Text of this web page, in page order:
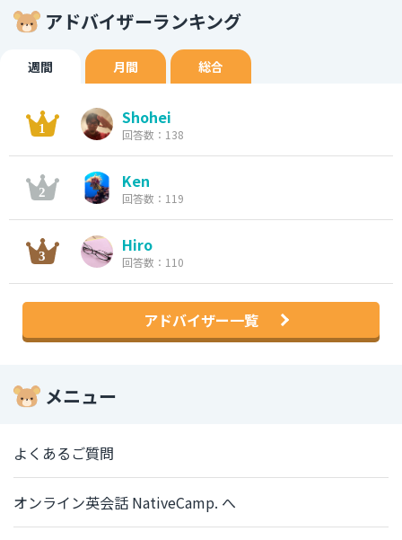
アドバイザーランキング
週間 月間 総合
Shohei
回答数：138
Ken
回答数：119
Hiro
回答数：110
アドバイザー一覧
メニュー
よくあるご質問
オンライン英会話 NativeCamp. へ